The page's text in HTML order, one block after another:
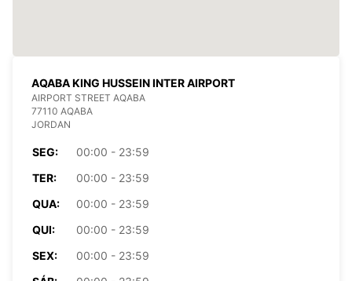
AQABA KING HUSSEIN INTER AIRPORT
AIRPORT STREET AQABA
77110 AQABA
JORDAN
SEG:
00:00 - 23:59
TER:
00:00 - 23:59
QUA:
00:00 - 23:59
QUI:
00:00 - 23:59
SEX:
00:00 - 23:59